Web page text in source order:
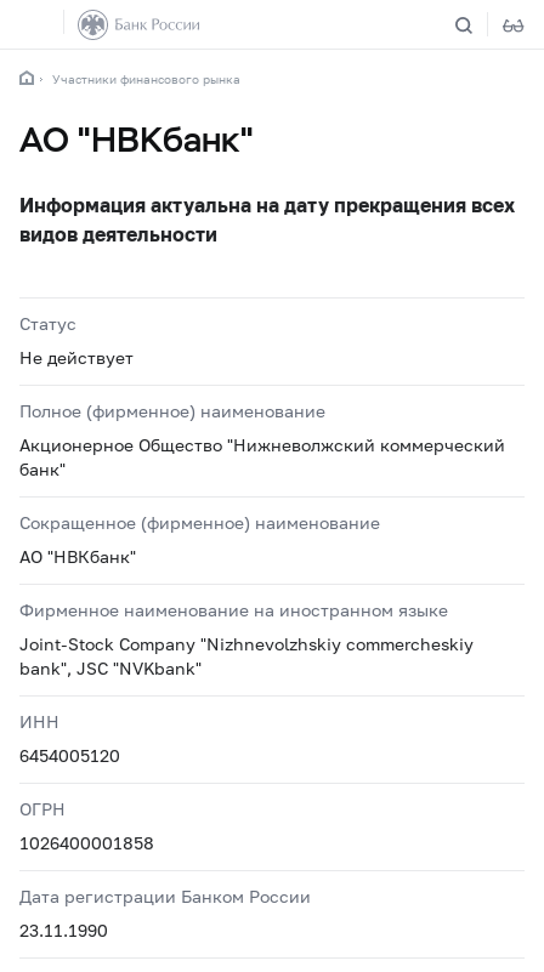
Участники финансового рынка
АО "НВКбанк"
Информация актуальна на дату прекращения всех
видов деятельности
Статус
Не действует
Полное (фирменное) наименование
Акционерное Общество "Нижневолжский коммерческий
банк"
Сокращенное (фирменное) наименование
АО "НВКбанк"
Фирменное наименование на иностранном языке
Joint-Stock Company "Nizhnevolzhskiy commercheskiy
bank", JSC "NVKbank"
ИНН
6454005120
ОГРН
1026400001858
Дата регистрации Банком России
23.11.1990